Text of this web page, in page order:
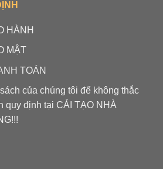
HÀNH
MẬT
TOÁN
của chúng tôi để không thắc
quy định tại CẢI TẠO NHÀ